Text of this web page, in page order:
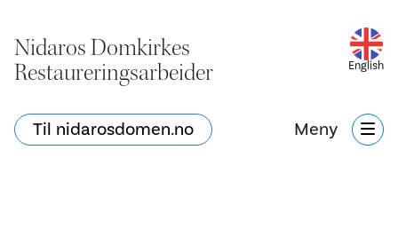
Nidaros Domkirkes
Restaureringsarbeider
English
Til nidarosdomen.no Meny